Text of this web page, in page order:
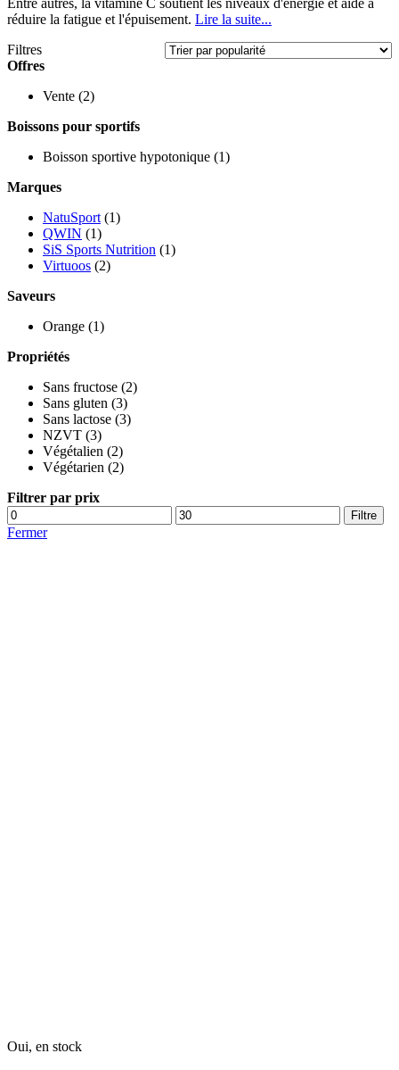
réduire la fatigue et l'épuisement. Lire la suite...
Filtres
Offres
Vente (2)
Boissons pour sportifs
Boisson sportive hypotonique (1)
Marques
NatuSport (1)
QWIN (1)
SiS Sports Nutrition (1)
Virtuoos (2)
Saveurs
Orange (1)
Propriétés
Sans fructose (2)
Sans gluten (3)
Sans lactose (3)
NZVT (3)
Végétalien (2)
Végétarien (2)
Filtrer par prix
Prix
mini
Prix
max
Filtre
Fermer
Oui, en stock